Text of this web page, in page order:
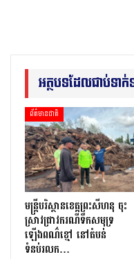
អត្ថបទដែលជាប់ទា
ព័ត៌មានជាតិ
មន្រ្តីបរិស្ថានខេត្តព្រះសីហនុ ចុះ
ស្រាវជ្រាវករណីទឹកសមុទ្រ
ឡើងពណ៌ខ្មៅ នៅតំបន់
ទំនប់រលក…